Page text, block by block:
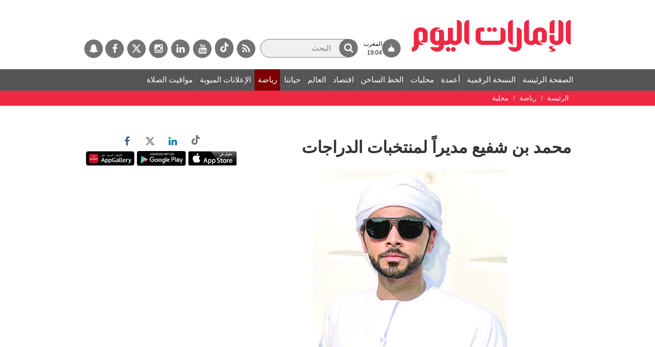
المغرب
19:04
الصفحة الرئيسة النسخة الرقمية أعمدة محليات الخط الساخن اقتصاد العالم حياتنا رياضة الإعلانات المبوبة مواقيت الصلاة
الرئيسة رياضة محلية
محمد بن شفيع مديراً لمنتخبات الدراجات